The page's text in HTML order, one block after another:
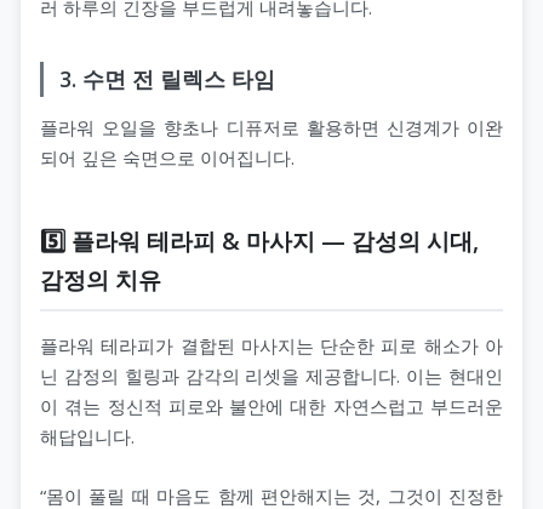
러 하루의 긴장을 부드럽게 내려놓습니다.
3. 수면 전 릴렉스 타임
플라워 오일을 향초나 디퓨저로 활용하면 신경계가 이완
되어 깊은 숙면으로 이어집니다.
5️⃣ 플라워 테라피 & 마사지 — 감성의 시대,
감정의 치유
플라워 테라피가 결합된 마사지는 단순한 피로 해소가 아
닌 감정의 힐링과 감각의 리셋을 제공합니다. 이는 현대인
이 겪는 정신적 피로와 불안에 대한 자연스럽고 부드러운
해답입니다.
“몸이 풀릴 때 마음도 함께 편안해지는 것, 그것이 진정한